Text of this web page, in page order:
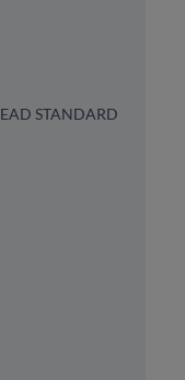
STANDARD